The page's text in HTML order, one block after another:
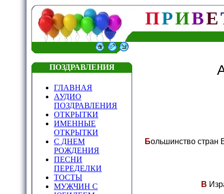
ПРИВЕ
ПОЗДРАВЛЕНИЯ
ГЛАВНАЯ
АУДИО
ПОЗДРАВЛЕНИЯ
ОТКРЫТКИ
ИМЕННЫЕ
ОТКРЫТКИ
С ДНЕМ
РОЖДЕНИЯ
ПЕСНИ
ПЕРЕДЕЛКИ
ТОСТЫ
МУЖЧИН С
Большинство стран
В